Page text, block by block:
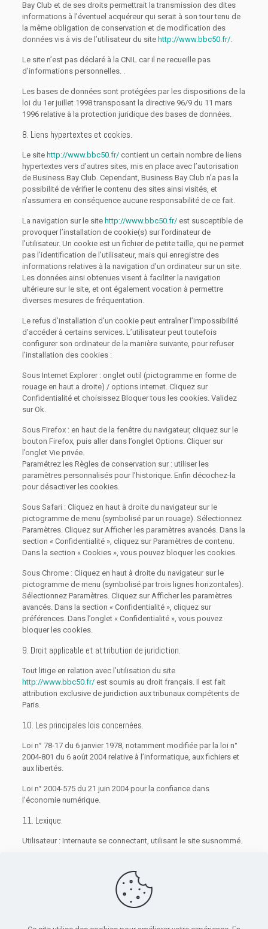
Bay Club et de ses droits permettrait la transmission des dites
informations à l’éventuel acquéreur qui serait à son tour tenu de
la même obligation de conservation et de modification des
données vis à vis de l’utilisateur du site http://www.bbc50.fr/.
Le site n’est pas déclaré à la CNIL car il ne recueille pas
d’informations personnelles. .
Les bases de données sont protégées par les dispositions de la
loi du 1er juillet 1998 transposant la directive 96/9 du 11 mars
1996 relative à la protection juridique des bases de données.
8. Liens hypertextes et cookies.
Le site http://www.bbc50.fr/contient un certain nombre de liens
hypertextes vers d’autres sites, mis en place avec l’autorisation
de Business Bay Club. Cependant, Business Bay Club n’a pas la
possibilité de vérifier le contenu des sites ainsi visités, et
n’assumera en conséquence aucune responsabilité de ce fait.
La navigation sur le site http://www.bbc50.fr/est susceptible de
provoquer l’installation de cookie(s) sur l’ordinateur de
l’utilisateur. Un cookie est un fichier de petite taille, qui ne permet
pas l’identification de l’utilisateur, mais qui enregistre des
informations relatives à la navigation d’un ordinateur sur un site.
Les données ainsi obtenues visent à faciliter la navigation
ultérieure sur le site, et ont également vocation à permettre
diverses mesures de fréquentation.
Le refus d’installation d’un cookie peut entraîner l’impossibilité
d’accéder à certains services. L’utilisateur peut toutefois
configurer son ordinateur de la manière suivante, pour refuser
l’installation des cookies :
Sous Internet Explorer : onglet outil (pictogramme en forme de
rouage en haut a droite) / options internet. Cliquez sur
Confidentialité et choisissez Bloquer tous les cookies. Validez
sur Ok.
Sous Firefox : en haut de la fenêtre du navigateur, cliquez sur le
bouton Firefox, puis aller dans l’onglet Options. Cliquer sur
l’onglet Vie privée.
Paramétrez les Règles de conservation sur : utiliser les
paramètres personnalisés pour l’historique. Enfin décochez-la
pour désactiver les cookies.
Sous Safari : Cliquez en haut à droite du navigateur sur le
pictogramme de menu (symbolisé par un rouage). Sélectionnez
Paramètres. Cliquez sur Afficher les paramètres avancés. Dans la
section « Confidentialité », cliquez sur Paramètres de contenu.
Dans la section « Cookies », vous pouvez bloquer les cookies.
Sous Chrome : Cliquez en haut à droite du navigateur sur le
pictogramme de menu (symbolisé par trois lignes horizontales).
Sélectionnez Paramètres. Cliquez sur Afficher les paramètres
avancés. Dans la section « Confidentialité », cliquez sur
préférences. Dans l’onglet « Confidentialité », vous pouvez
bloquer les cookies.
9. Droit applicable et attribution de juridiction.
Tout litige en relation avec l’utilisation du site
http://www.bbc50.fr/est soumis au droit français. Il est fait
attribution exclusive de juridiction aux tribunaux compétents de
Paris.
10. Les principales lois concernées.
Loi n° 78-17 du 6 janvier 1978, notamment modifiée par la loi n°
2004-801 du 6 août 2004 relative à l’informatique, aux fichiers et
aux libertés.
Loi n° 2004-575 du 21 juin 2004 pour la confiance dans
l’économie numérique.
11. Lexique.
Utilisateur : Internaute se connectant, utilisant le site susnommé.
sous quelque forme que ce soit, directement ou non,
l’identification des personnes physiques auxquelles elles
s’appliquent » (article 4 de la loi n° 78-17 du 6 janvier 1978).